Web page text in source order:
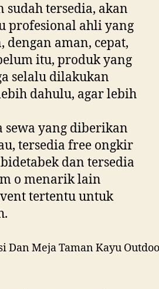
sudah tersedia, akan
profesional ahli yang
dengan aman, cepat,
itu, produk yang
selalu dilakukan
dahulu, agar lebih
sewa yang diberikan
tersedia free ongkir
dan tersedia
o menarik lain
tertentu untuk